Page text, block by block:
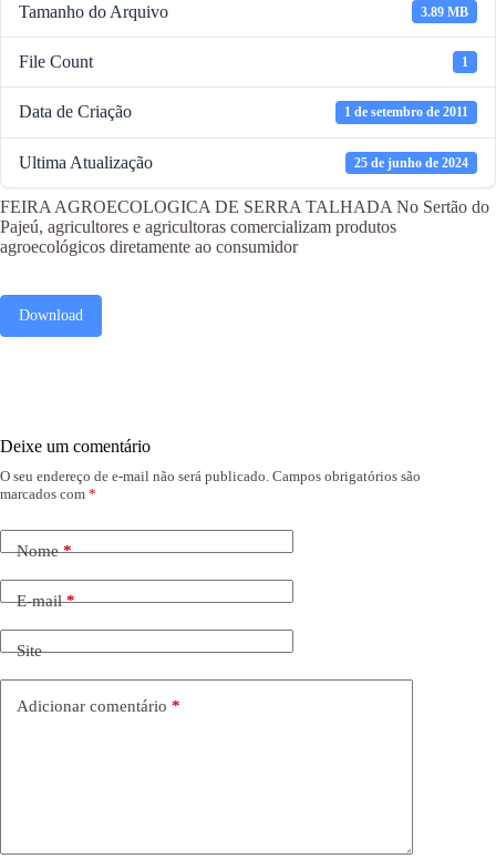
Tamanho do Arquivo 3.89 MB
File Count 1
Data de Criação 1 de setembro de 2011
Ultima Atualização 25 de junho de 2024
FEIRA AGROECOLOGICA DE SERRA TALHADA No Sertão do
Pajeú, agricultores e agricultoras comercializam produtos
agroecológicos diretamente ao consumidor
Download
Deixe um comentário
O seu endereço de e-mail não será publicado. Campos obrigatórios são
marcados com *
Nome*
E-mail*
Site
Adicionar comentário *